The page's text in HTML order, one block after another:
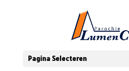
Pagina Selecteren